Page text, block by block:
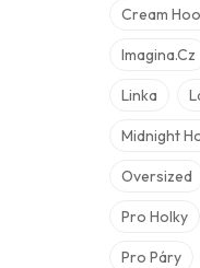
Cream
Imagina.cz
Linka
Midnight
Oversized
Pro Holky
Pro Páry